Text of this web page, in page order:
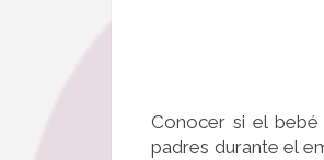
Conocer si el
padres durante el